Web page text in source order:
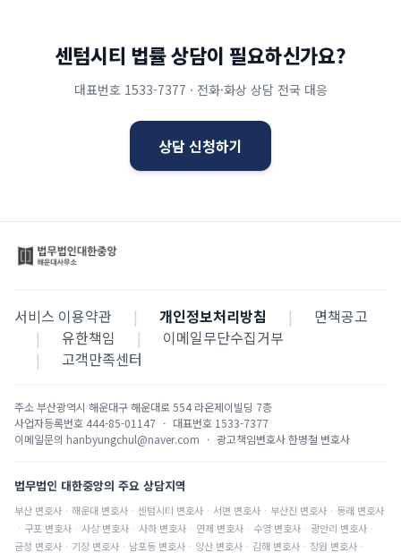
센텀시티 법률 상담이 필요하신가요?
대표번호 1533-7377 · 전화·화상 상담 전국 대응
상담 신청하기
서비스 이용약관 | 개인정보처리방침 |
면책공고
|
유한책임 |
이메일무단수집거부
|
고객만족센터
주소부산광역시 해운대구 해운대로 554 라온제이빌딩 7층
사업자등록번호 444-85-01147 · 대표번호 1533-7377
이메일문의 hanbyungchul@naver.com · 광고책임변호사한병철 변호사
법무법인 대한중앙의 주요 상담지역
부산 변호사 · 해운대 변호사 · 센텀시티 변호사 · 서면 변호사 · 부산진 변호사 · 동래 변호사
· 구포 변호사 · 사상 변호사 · 사하 변호사 · 연제 변호사 · 수영 변호사 · 광안리 변호사 ·
금정 변호사 · 기장 변호사 · 남포동 변호사 · 양산 변호사 · 김해 변호사 · 창원 변호사 ·